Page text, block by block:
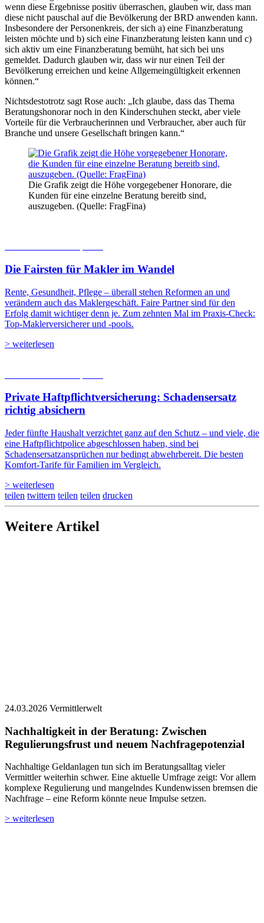
wenn diese Ergebnisse positiv überraschen, glauben wir, dass man
diese nicht pauschal auf die Bevölkerung der BRD anwenden kann.
Insbesondere der Personenkreis, der sich a) eine Finanzberatung
leisten möchte und b) sich eine Finanzberatung leisten kann und c)
sich aktiv um eine Finanzberatung bemüht, hat sich bei uns
gemeldet. Dadurch glauben wir, dass wir nur einen Teil der
Bevölkerung erreichen und keine Allgemeingültigkeit erkennen
können.“
Nichtsdestotrotz sagt Rose auch: „Ich glaube, dass das Thema
Beratungshonorar noch in den Kinderschuhen steckt, aber viele
Vorteile für die Verbraucherinnen und Verbraucher, aber auch für
Branche und unsere Gesellschaft bringen kann.“
Die Grafik zeigt die Höhe vorgegebener Honorare, die
Kunden für eine einzelne Beratung bereitb sind,
auszugeben. (Quelle: FragFina)
Die Fairsten für Makler im Wandel
Rente, Gesundheit, Pflege – überall stehen Reformen an und
verändern auch das Maklergeschäft. Faire Partner sind für den
Erfolg damit wichtiger denn je. Zum zehnten Mal im Praxis-Check:
Top-Maklerversicherer und -pools.
> weiterlesen
Private Haftpflicht­versicherung: Schadensersatz
richtig absichern
Jeder fünfte Haushalt verzichtet ganz auf den Schutz – und viele, die
eine Haftpflichtpolice abgeschlossen haben, sind bei
Schadensersatzansprüchen nur bedingt abwehrbereit. Die besten
Komfort-Tarife für Familien im Vergleich.
> weiterlesen
teilen twittern teilen teilen drucken
Weitere Artikel
24.03.2026 Vermittlerwelt
Nachhaltigkeit in der Beratung: Zwischen
Regulierungsfrust und neuem Nachfragepotenzial
Nachhaltige Geldanlagen tun sich im Beratungsalltag vieler
Vermittler weiterhin schwer. Eine aktuelle Umfrage zeigt: Vor allem
komplexe Regulierung und mangelndes Kundenwissen bremsen die
Nachfrage – eine Reform könnte neue Impulse setzen.
> weiterlesen